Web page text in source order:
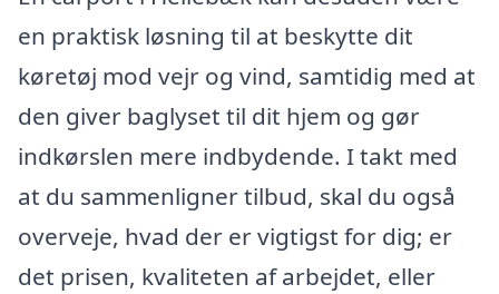
en praktisk løsning til at beskytte dit
køretøj mod vejr og vind, samtidig med at
den giver baglyset til dit hjem og gør
indkørslen mere indbydende. I takt med
at du sammenligner tilbud, skal du også
overveje, hvad der er vigtigst for dig; er
det prisen, kvaliteten af arbejdet, eller